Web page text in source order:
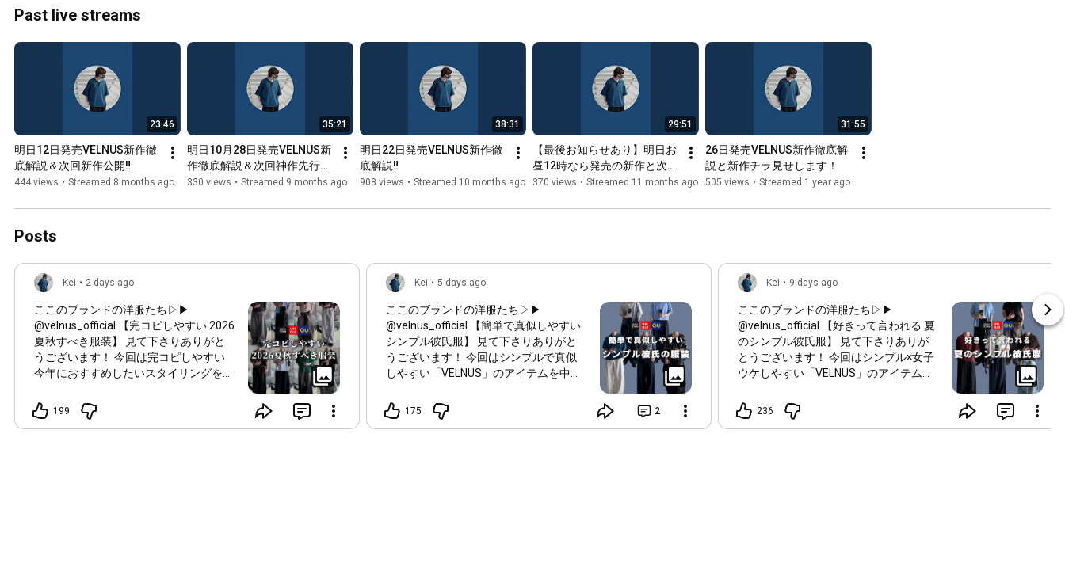
#Summer...
#gu購入品 #服
#Recomme...
Past live streams
23:46
明日12日発売VELNUS新作徹
底解説＆次回新作公開‼️
444 views • Streamed 8 months ago
35:21
明日10月28日発売VELNUS新
作徹底解説＆次回神作先行公
開LIVE！！！！
330 views • Streamed 9 months ago
38:31
明日22日発売VELNUS新作徹
底解説‼️
908 views • Streamed 10 months ago
29:51
【最後お知らせあり】明日お
昼12時なら発売の新作と次回
新作公開するぞ！
370 views • Streamed 11 months ago
31:55
26日発売VELNUS新作徹底解
説と新作チラ見せします！
505 views • Streamed 1 year ago
Posts
Kei • 2 days ago
ここのブランドの洋服たち▷▶︎
@velnus_official 【完コピしやすい 2026
夏秋すべき服装】 見て下さりありがと
うございます！ 今回は完コピしやすい
今年におすすめしたいスタイリングをぼ
に使ってるのでぜひチェックしてみてく
ださい♪ みんなはどのコーデが１番好き
199
Kei • 5 days ago
ここのブランドの洋服たち▷▶︎
@velnus_official 【簡単で真似しやすい
シンプル彼氏服】 見て下さりありがと
うございます！ 今回はシンプルで真似
しやすい「VELNUS」のアイテムを中心
しやすいスタイリングをぼくが組んでみ
ました⭐️ 人気のアイテムやカラーは在庫
175 2
Kei • 9 days ago
ここのブランドの洋服たち▷▶︎
@velnus_official 【好きって言われる 夏
のシンプル彼氏服】 見て下さりありが
とうございます！ 今回はシンプル×女子
ウケしやすい「VELNUS」のアイテムを
真似しやすいスタイリングをぼくが組ん
でみました⭐️ 人気のアイテムやカラーは
236